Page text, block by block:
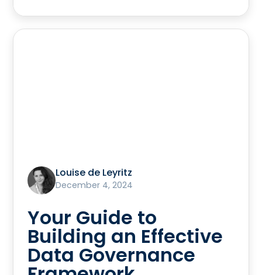
Louise de Leyritz
December 4, 2024
Your Guide to
Building an Effective
Data Governance